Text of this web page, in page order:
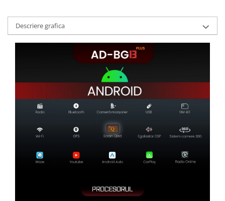
Descriere grafica